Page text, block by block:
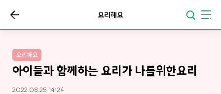
요리해요
요리해요
아이들과 함께하는 요리가 나를위한요리
2022.08.25 14:24